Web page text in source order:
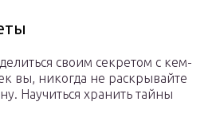
своим секретом с кем-
вы, никогда не раскрывайте
Научиться хранить тайны